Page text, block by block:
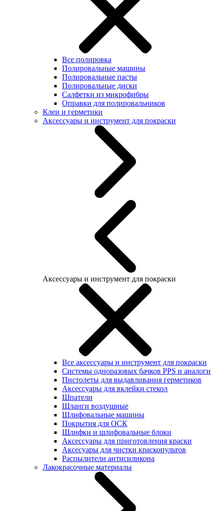
Все полировка
Полировальные машины
Полировальные пасты
Полировальные диски
Салфетки из микрофибры
Оправки для полировальников
Клеи и герметики
Аксессуары и инструмент для покраски
Аксессуары и инструмент для покраски
Все аксессуары и инструмент для покраски
Системы одноразовых бачков PPS и аналоги
Пистолеты для выдавливания герметиков
Аксессуары для вклейки стекол
Шпатели
Шланги воздушные
Шлифовальные машины
Покрытия для ОСК
Шлифки и шлифовальные блоки
Аксессуары для приготовления краски
Аксесуары для чистки краскопультов
Распылители антисиликона
Лакокрасочные материалы